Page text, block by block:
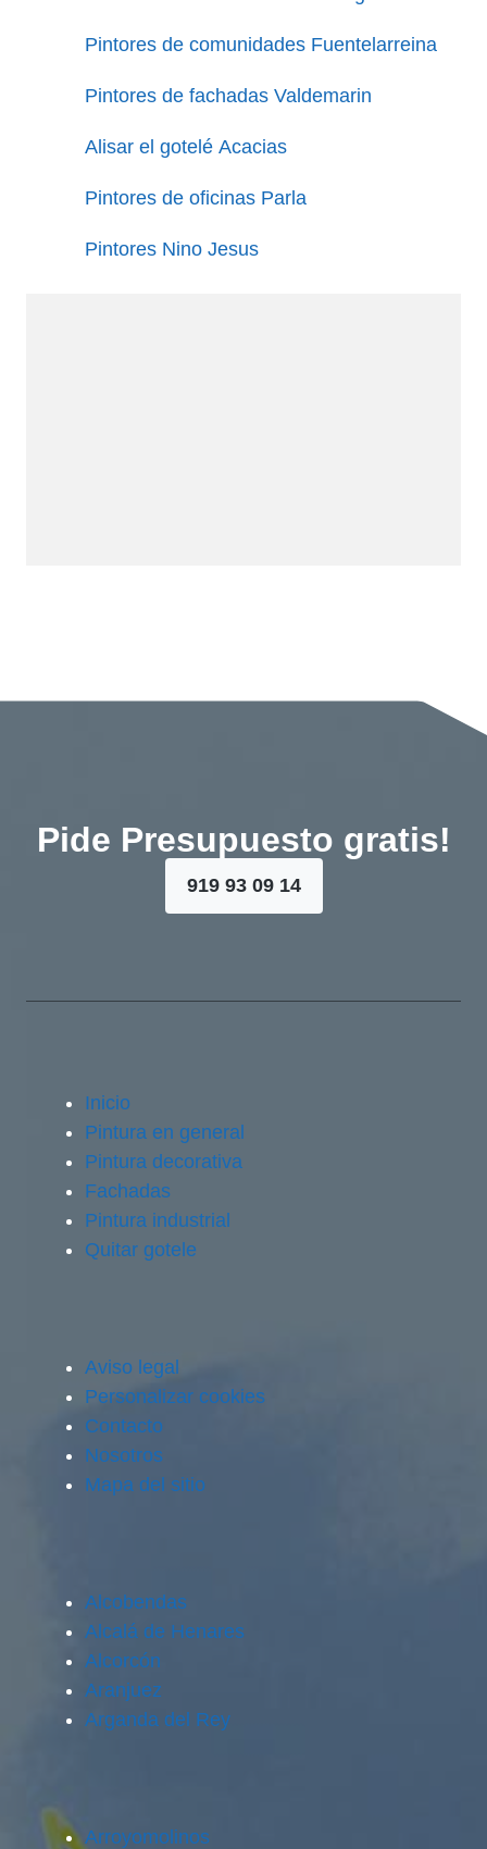
Pintores de comunidades Fuentelarreina
Pintores de fachadas Valdemarin
Alisar el gotelé Acacias
Pintores de oficinas Parla
Pintores Nino Jesus
Pide Presupuesto gratis!
919 93 09 14
Inicio
Pintura en general
Pintura decorativa
Fachadas
Pintura industrial
Quitar gotele
Aviso legal
Personalizar cookies
Contacto
Nosotros
Mapa del sitio
Alcobendas
Alcalá de Henares
Alcorcón
Aranjuez
Arganda del Rey
Arroyomolinos